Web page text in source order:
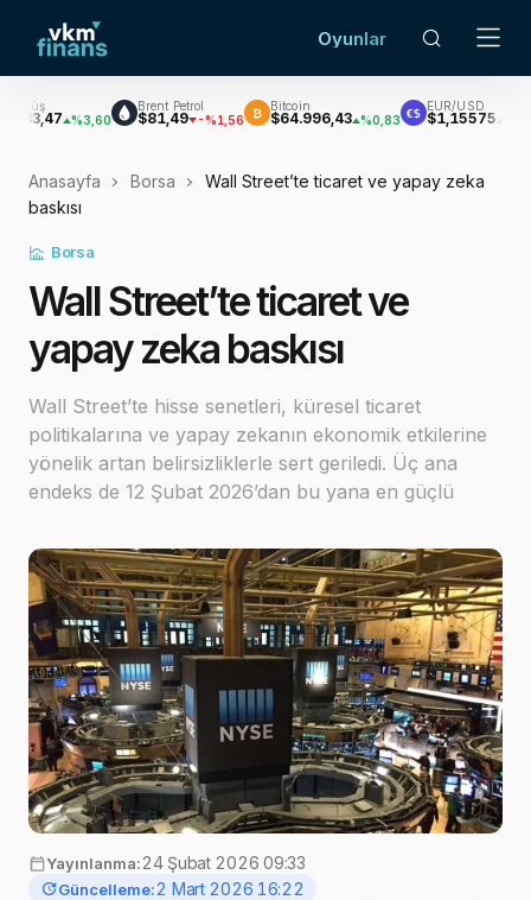
Oyunlar
%3,60
Brent Petrol
$81,49 -%1,56 ₿
Bitcoin
$64.996,43 %0,83 €$
EUR/USD
$1,15575 %0,29
Anasayfa Borsa
Wall Street’te ticaret ve yapay zeka
baskısı
Borsa
Wall Street’te ticaret ve
yapay zeka baskısı
Wall Street’te hisse senetleri, küresel ticaret
politikalarına ve yapay zekanın ekonomik etkilerine
yönelik artan belirsizliklerle sert geriledi. Üç ana
endeks de 12 Şubat 2026’dan bu yana en güçlü
Yayınlanma:24 Şubat 2026 09:33
Güncelleme:2 Mart 2026 16:22